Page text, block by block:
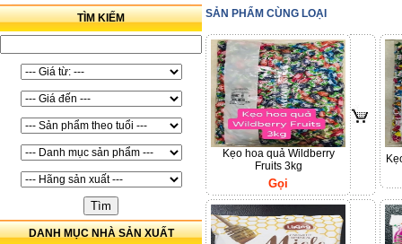
TÌM KIẾM
DANH MỤC NHÀ SẢN XUẤT
SẢN PHẨM CÙNG LOẠI
Kẹo hoa quả Wildberry
Fruits 3kg
Gọi